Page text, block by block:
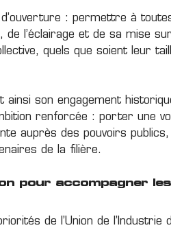
: permettre à
de l’éclairage et de sa mise
quels que soient leur
ainsi son engagement
renforcée : porter une
auprès des pouvoirs
de la filière.
pour accompagner
de l’Union de l’Industrie